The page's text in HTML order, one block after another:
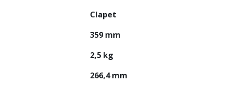
Clapet
359 mm
2,5 kg
266,4 mm